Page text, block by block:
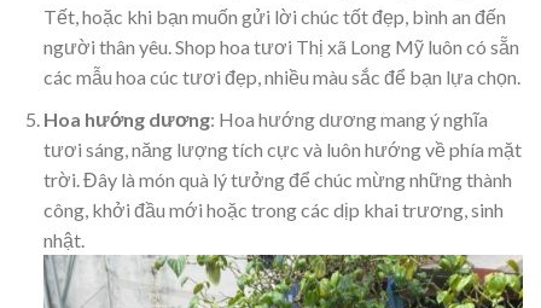
Tết, hoặc khi bạn muốn gửi lời chúc tốt đẹp, bình an đến
người thân yêu. Shop hoa tươi Thị xã Long Mỹ luôn có sẵn
các mẫu hoa cúc tươi đẹp, nhiều màu sắc để bạn lựa chọn.
Hoa hướng dương: Hoa hướng dương mang ý nghĩa
tươi sáng, năng lượng tích cực và luôn hướng về phía mặt
trời. Đây là món quà lý tưởng để chúc mừng những thành
công, khởi đầu mới hoặc trong các dịp khai trương, sinh
nhật.